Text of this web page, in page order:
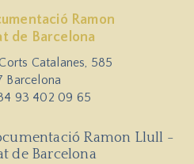
Ramon
de Barcelona
Catalanes, 585
Barcelona
93 402 09 65
Ramon Llull -
de Barcelona